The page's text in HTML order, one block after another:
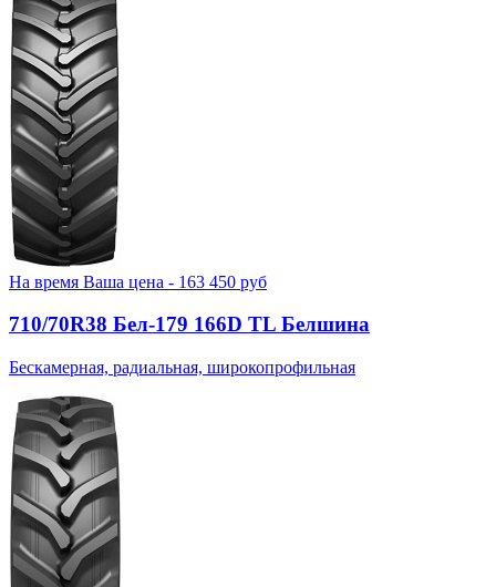
На время Ваша цена - 163 450 руб
710/70R38 Бел-179 166D TL Белшина
Бескамерная, радиальная, широкопрофильная